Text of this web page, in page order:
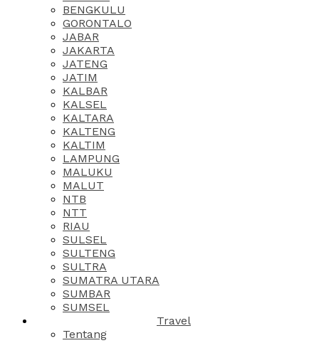
BENGKULU
GORONTALO
JABAR
JAKARTA
JATENG
JATIM
KALBAR
KALSEL
KALTARA
KALTENG
KALTIM
LAMPUNG
MALUKU
MALUT
NTB
NTT
RIAU
SULSEL
SULTENG
SULTRA
SUMATRA UTARA
SUMBAR
SUMSEL
Travel
Tentang